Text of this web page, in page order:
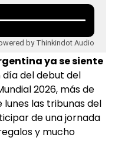
by Thinkindot Audio
ya se siente
día del debut del
2026, más de
las tribunas del
de una jornada
y mucho